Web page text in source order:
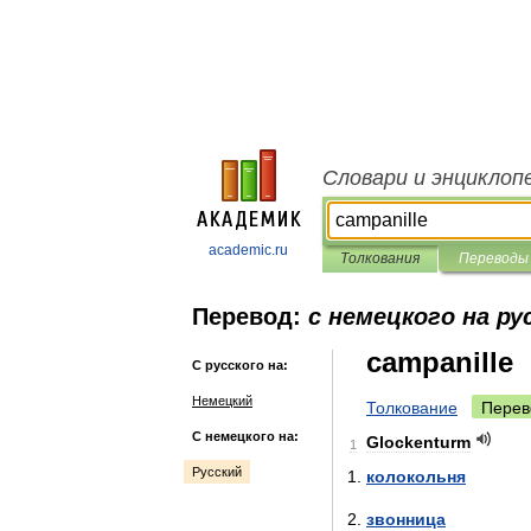
academic.ru
Словари и
Толкования Переводы
Перевод: с немецкого на
С русского на:
Немецкий
С немецкого на:
Русский
campanille
Толкование
1
Glockenturm
колокольня
звонница